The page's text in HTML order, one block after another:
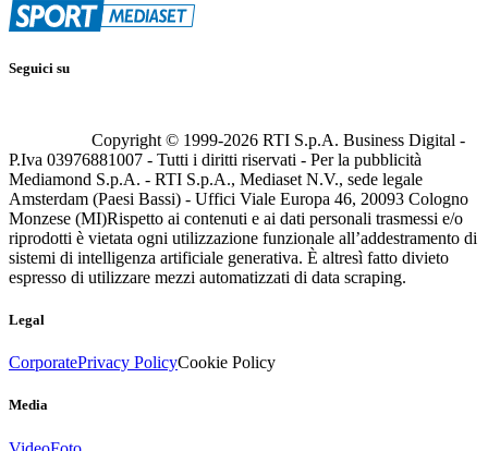
Seguici su
Copyright © 1999-2026 RTI S.p.A. Business Digital -
P.Iva 03976881007 - Tutti i diritti riservati - Per la pubblicità
Mediamond S.p.A. - RTI S.p.A., Mediaset N.V., sede legale
Amsterdam (Paesi Bassi) - Uffici Viale Europa 46, 20093 Cologno
Monzese (MI)Rispetto ai contenuti e ai dati personali trasmessi e/o
riprodotti è vietata ogni utilizzazione funzionale all’addestramento di
sistemi di intelligenza artificiale generativa. È altresì fatto divieto
espresso di utilizzare mezzi automatizzati di data scraping.
Legal
CorporatePrivacy PolicyCookie Policy
Media